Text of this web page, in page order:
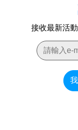
接收最新活